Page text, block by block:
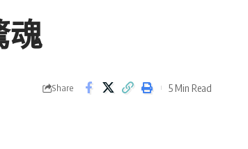
魂
Share 5 Min Read